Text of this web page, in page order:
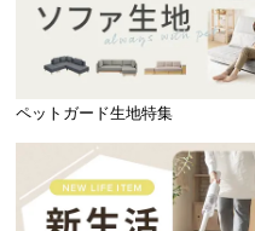
ペットガード生地特集